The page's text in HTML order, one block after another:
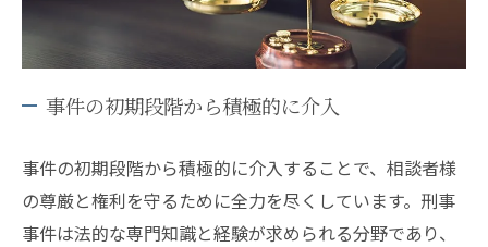
事件の初期段階から積極的に介入
事件の初期段階から積極的に介入することで、相談者様
の尊厳と権利を守るために全力を尽くしています。刑事
事件は法的な専門知識と経験が求められる分野であり、